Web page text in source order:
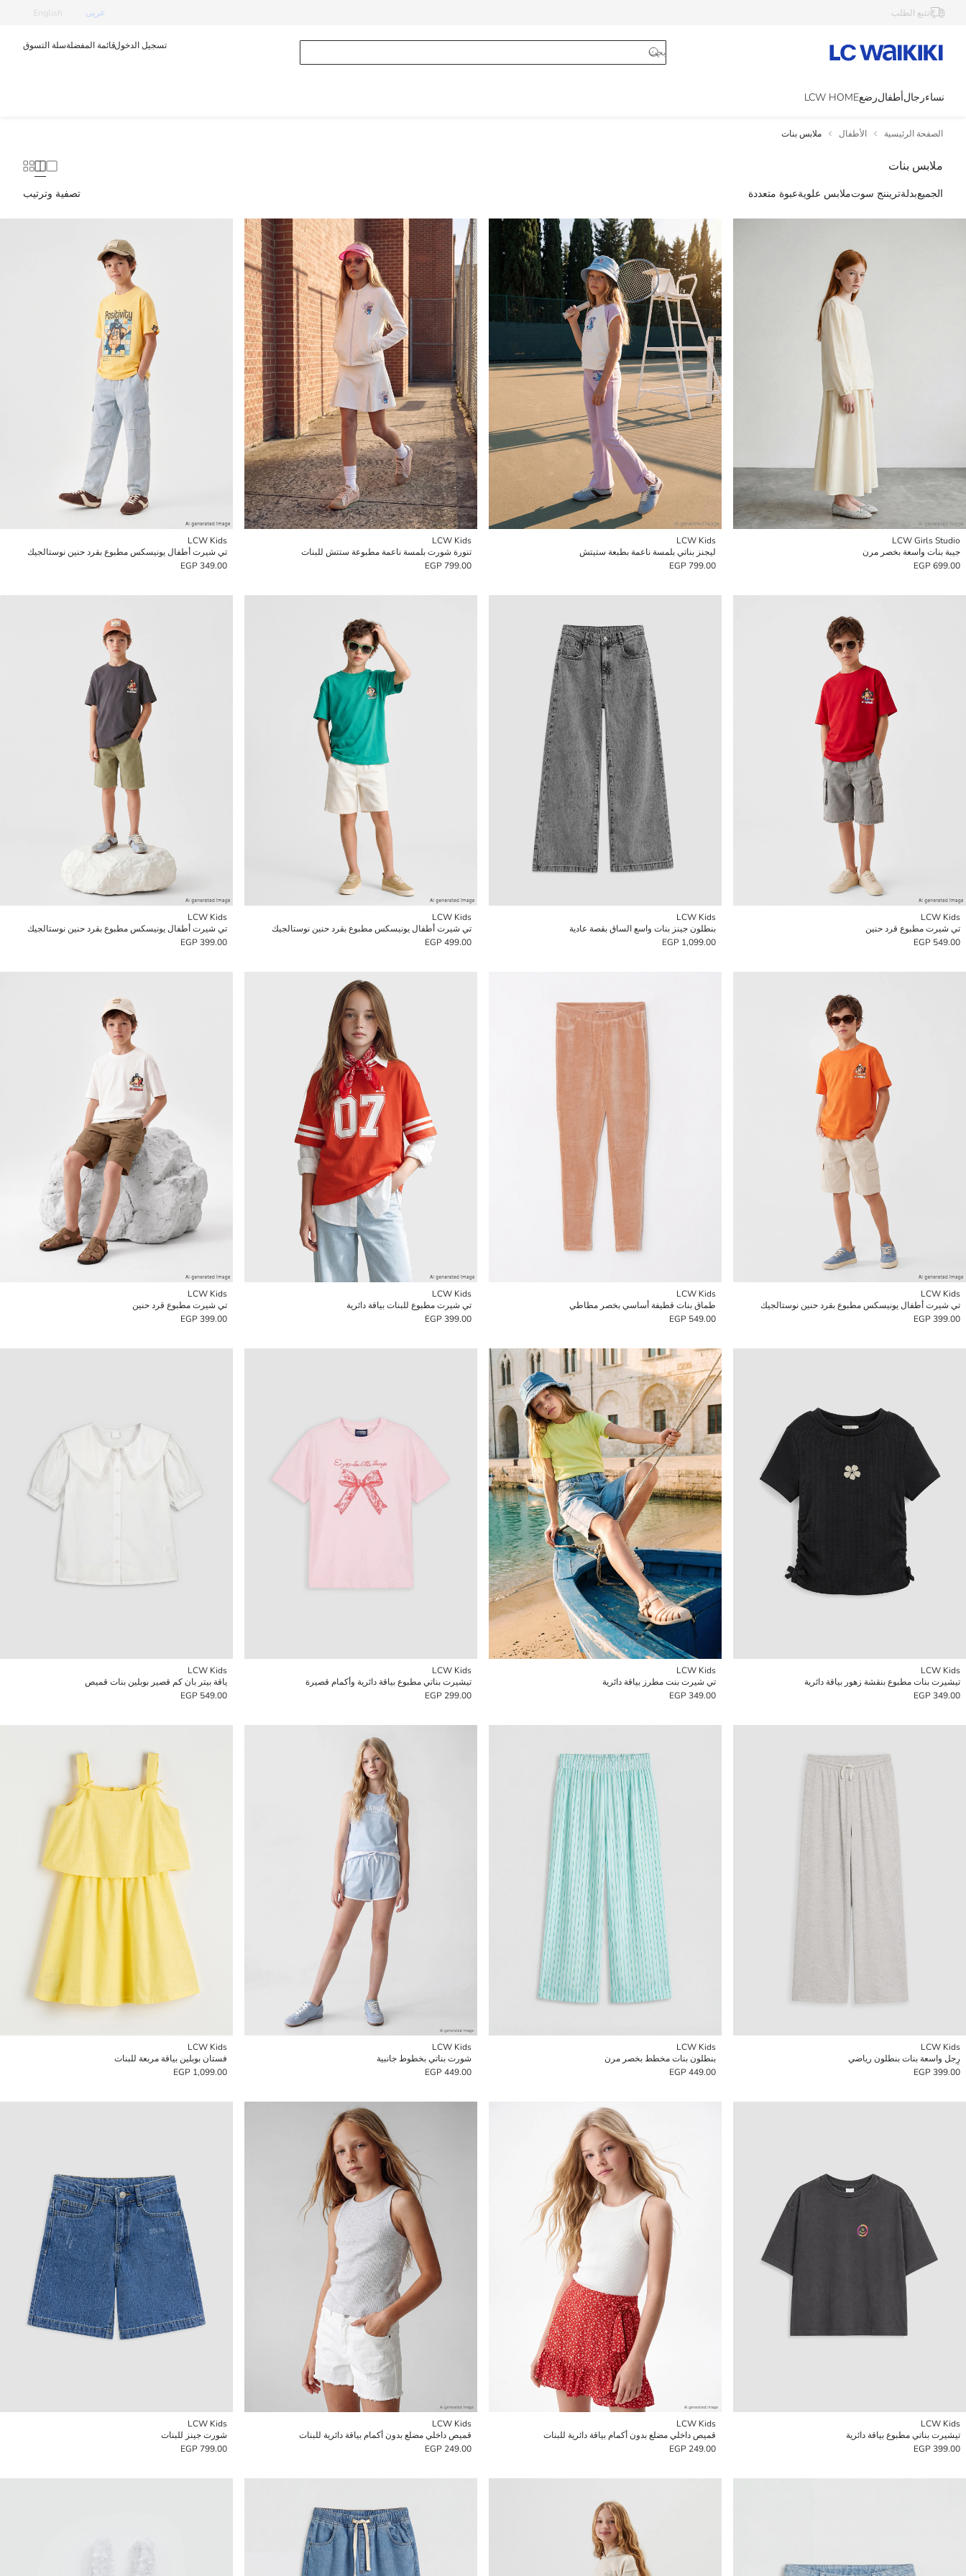
تتبع الطلب عربى English
تسجيل الدخولقائمة المفضلةسلة التسوق
نساءرجالأطفالرضعLCW HOME
الصفحة الرئيسية الأطفال ملابس بنات
ملابس بنات
الجميعبدلةتريننج سوتملابس علويةعبوة متعددة تصفية وترتيب
LCW Girls Studio
جيبة بنات واسعة بخصر مرن
699.00 EGP
LCW Kids
ليجنز بناتي بلمسة ناعمة بطبعة ستيتش
799.00 EGP
LCW Kids
تنورة شورت بلمسة ناعمة مطبوعة ستتش للبنات
799.00 EGP
LCW Kids
تي شيرت أطفال يونيسكس مطبوع بقرد حنين نوستالجيك
349.00 EGP
LCW Kids
تي شيرت مطبوع قرد حنين
549.00 EGP
LCW Kids
بنطلون جينز بنات واسع الساق بقصة عادية
1,099.00 EGP
LCW Kids
تي شيرت أطفال يونيسكس مطبوع بقرد حنين نوستالجيك
499.00 EGP
LCW Kids
تي شيرت أطفال يونيسكس مطبوع بقرد حنين نوستالجيك
399.00 EGP
LCW Kids
تي شيرت أطفال يونيسكس مطبوع بقرد حنين نوستالجيك
399.00 EGP
LCW Kids
طماق بنات قطيفة أساسي بخصر مطاطي
549.00 EGP
LCW Kids
تي شيرت مطبوع للبنات بياقة دائرية
399.00 EGP
LCW Kids
تي شيرت مطبوع قرد حنين
399.00 EGP
LCW Kids
تيشيرت بنات مطبوع بنقشة زهور بياقة دائرية
349.00 EGP
LCW Kids
تي شيرت بنت مطرز بياقة دائرية
349.00 EGP
LCW Kids
تيشيرت بناتي مطبوع بياقة دائرية وأكمام قصيرة
299.00 EGP
LCW Kids
ياقة بيتر بان كم قصير بوبلين بنات قميص
549.00 EGP
LCW Kids
رِجل واسعة بنات بنطلون رياضي
399.00 EGP
LCW Kids
بنطلون بنات مخطط بخصر مرن
449.00 EGP
LCW Kids
شورت بناتي بخطوط جانبية
449.00 EGP
LCW Kids
فستان بوبلين بياقة مربعة للبنات
1,099.00 EGP
LCW Kids
تيشيرت بناتي مطبوع بياقة دائرية
399.00 EGP
LCW Kids
قميص داخلي مضلع بدون أكمام بياقة دائرية للبنات
249.00 EGP
LCW Kids
قميص داخلي مضلع بدون أكمام بياقة دائرية للبنات
249.00 EGP
LCW Kids
شورت جينز للبنات
799.00 EGP